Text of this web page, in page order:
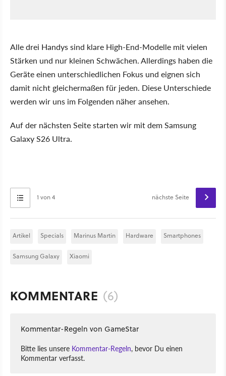
Alle drei Handys sind klare High-End-Modelle mit vielen
Stärken und nur kleinen Schwächen. Allerdings haben die
Geräte einen unterschiedlichen Fokus und eignen sich
damit nicht gleichermaßen für jeden. Diese Unterschiede
werden wir uns im Folgenden näher ansehen.
Auf der nächsten Seite starten wir mit dem Samsung
Galaxy S26 Ultra.
1 von 4 nächste Seite
Artikel Specials Marinus Martin Hardware Smartphones
Samsung Galaxy Xiaomi
KOMMENTARE (6)
Kommentar-Regeln von GameStar
Bitte lies unsere Kommentar-Regeln, bevor Du einen
Kommentar verfasst.